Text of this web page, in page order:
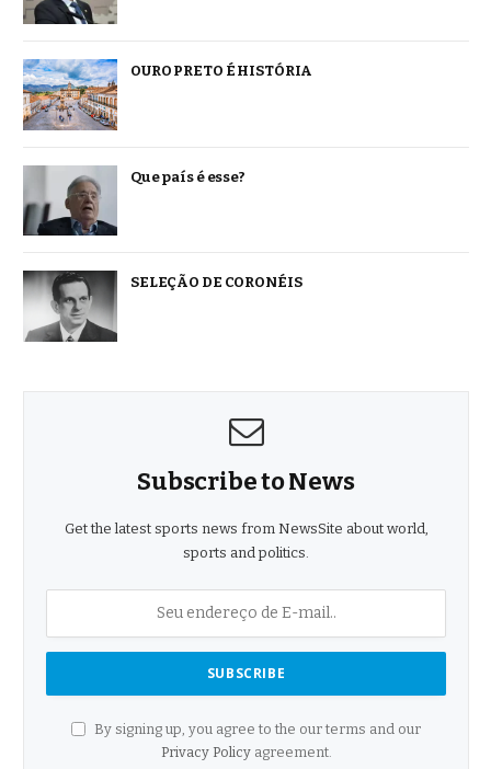
OURO PRETO É HISTÓRIA
Que país é esse?
SELEÇÃO DE CORONÉIS
Subscribe to News
Get the latest sports news from NewsSite about world,
sports and politics.
By signing up, you agree to the our terms and our
Privacy Policyagreement.